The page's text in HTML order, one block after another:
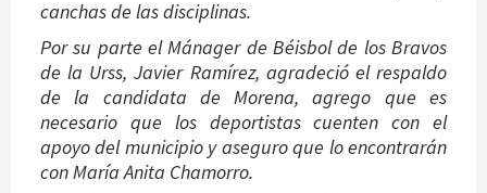
canchas de las disciplinas.
Por su parte el Mánager de Béisbol de los Bravos
de la Urss, Javier Ramírez, agradeció el respaldo
de la candidata de Morena, agrego que es
necesario que los deportistas cuenten con el
apoyo del municipio y aseguro que lo encontrarán
con María Anita Chamorro.